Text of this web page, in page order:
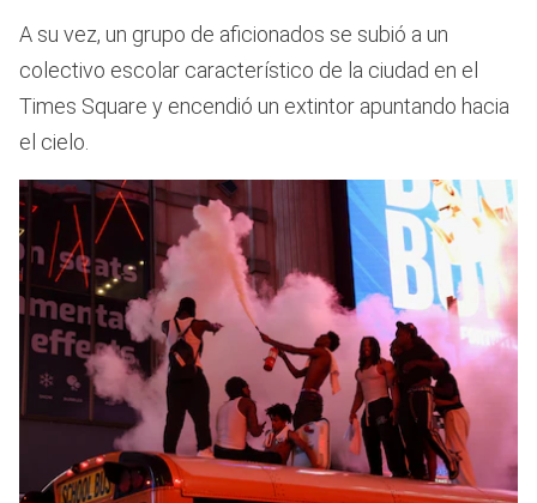
A su vez, un grupo de aficionados se subió a un
colectivo escolar característico de la ciudad en el
Times Square y encendió un extintor apuntando hacia
el cielo.